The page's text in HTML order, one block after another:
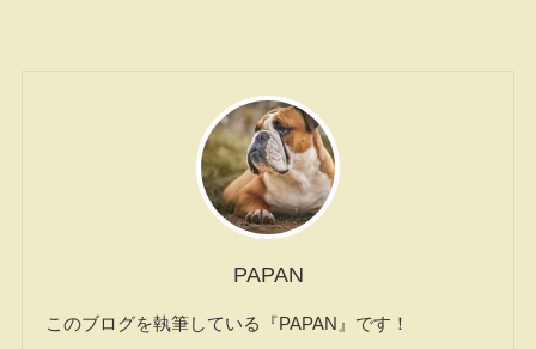
PAPAN
このブログを執筆している『PAPAN』です！